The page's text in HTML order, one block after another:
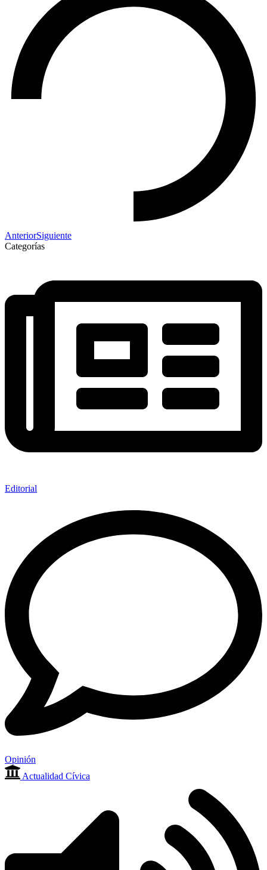
AnteriorSiguiente
Categorías
Editorial
Opinión
Actualidad Cívica